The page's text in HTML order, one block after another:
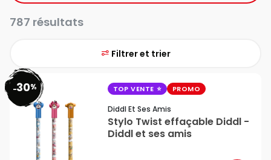
787 résultats
Filtrer et trier
-30% TOP VENTE PROMO
Diddl Et Ses Amis
Stylo Twist effaçable Diddl -
Diddl et ses amis